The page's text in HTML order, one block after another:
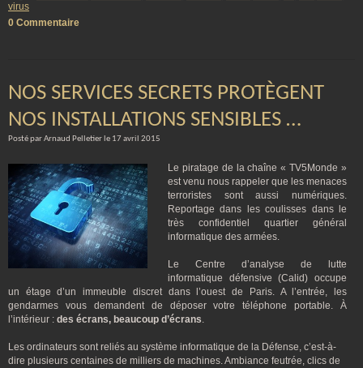
virus
0 Commentaire
NOS SERVICES SECRETS PROTÈGENT
NOS INSTALLATIONS SENSIBLES …
Posté par Arnaud Pelletier le 17 avril 2015
Le piratage de la chaîne « TV5Monde »
est venu nous rappeler que les menaces
terroristes sont aussi numériques.
Reportage dans les coulisses dans le
très confidentiel quartier général
informatique des armées.
Le Centre d’analyse de lutte
informatique défensive (Calid) occupe
un étage d’un immeuble discret dans l’ouest de Paris. A l’entrée, les
gendarmes vous demandent de déposer votre téléphone portable. À
l’intérieur : des écrans, beaucoup d’écrans.
Les ordinateurs sont reliés au système informatique de la Défense, c’est-à-
dire plusieurs centaines de milliers de machines. Ambiance feutrée, clics de